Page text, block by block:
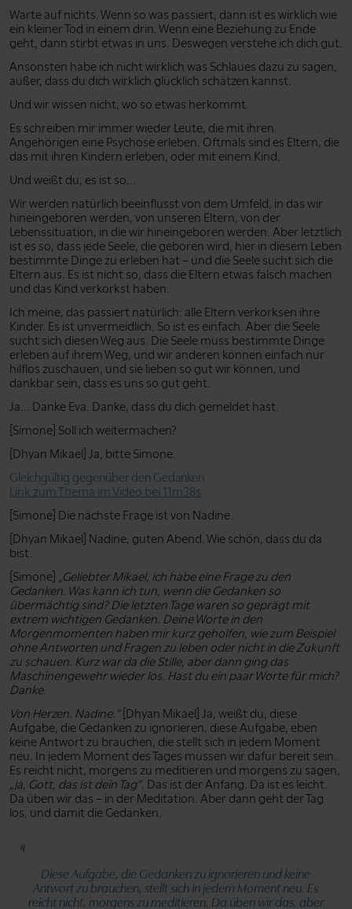
Warte auf nichts. Wenn so was passiert, dann ist es wirklich wie
ein kleiner Tod in einem drin. Wenn eine Beziehung zu Ende
geht, dann stirbt etwas in uns. Deswegen verstehe ich dich gut.
Ansonsten habe ich nicht wirklich was Schlaues dazu zu sagen,
außer, dass du dich wirklich glücklich schätzen kannst.
Und wir wissen nicht, wo so etwas herkommt.
Es schreiben mir immer wieder Leute, die mit ihren
Angehörigen eine Psychose erleben. Oftmals sind es Eltern, die
das mit ihren Kindern erleben, oder mit einem Kind.
Und weißt du, es ist so...
Wir werden natürlich beeinflusst von dem Umfeld, in das wir
hineingeboren werden, von unseren Eltern, von der
Lebenssituation, in die wir hineingeboren werden. Aber letztlich
ist es so, dass jede Seele, die geboren wird, hier in diesem Leben
bestimmte Dinge zu erleben hat – und die Seele sucht sich die
Eltern aus. Es ist nicht so, dass die Eltern etwas falsch machen
und das Kind verkorkst haben.
Ich meine, das passiert natürlich: alle Eltern verkorksen ihre
Kinder. Es ist unvermeidlich. So ist es einfach. Aber die Seele
sucht sich diesen Weg aus. Die Seele muss bestimmte Dinge
erleben auf ihrem Weg, und wir anderen können einfach nur
hilflos zuschauen, und sie lieben so gut wir können, und
dankbar sein, dass es uns so gut geht.
Ja... Danke Eva. Danke, dass du dich gemeldet hast.
[Simone] Soll ich weitermachen?
[Dhyan Mikael] Ja, bitte Simone.
Gleichgültig gegenüber den Gedanken
Link zum Thema im Video bei 11m38s
[Simone] Die nächste Frage ist von Nadine.
[Dhyan Mikael] Nadine, guten Abend. Wie schön, dass du da
bist.
[Simone] „Geliebter Mikael, ich habe eine Frage zu den
Gedanken. Was kann ich tun, wenn die Gedanken so
übermächtig sind? Die letzten Tage waren so geprägt mit
extrem wichtigen Gedanken. Deine Worte in den
Morgenmomenten haben mir kurz geholfen, wie zum Beispiel
ohne Antworten und Fragen zu leben oder nicht in die Zukunft
zu schauen. Kurz war da die Stille, aber dann ging das
Maschinengewehr wieder los. Hast du ein paar Worte für mich?
Danke.
Von Herzen. Nadine.”[Dhyan Mikael] Ja, weißt du, diese
Aufgabe, die Gedanken zu ignorieren, diese Aufgabe, eben
keine Antwort zu brauchen, die stellt sich in jedem Moment
neu. In jedem Moment des Tages müssen wir dafür bereit sein.
Es reicht nicht, morgens zu meditieren und morgens zu sagen,
„ja, Gott, das ist dein Tag”. Das ist der Anfang. Da ist es leicht.
Da üben wir das – in der Meditation. Aber dann geht der Tag
los, und damit die Gedanken.
Diese Aufgabe, die Gedanken zu ignorieren und keine
Antwort zu brauchen, stellt sich in jedem Moment neu. Es
reicht nicht, morgens zu meditieren. Da üben wir das, aber